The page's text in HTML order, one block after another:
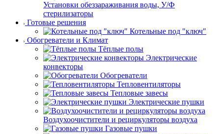
Установки обеззараживания воды, У/Ф
стерилизаторы
Готовые решения
Котельные под "ключ"
Обогреватели и Климат
Тёплые полы
Электрические
конвекторы
Обогреватели
Тепловентиляторы
Тепловые завесы
Электрические пушки
Воздухоочистители и рециркуляторы воздуха
Газовые пушки